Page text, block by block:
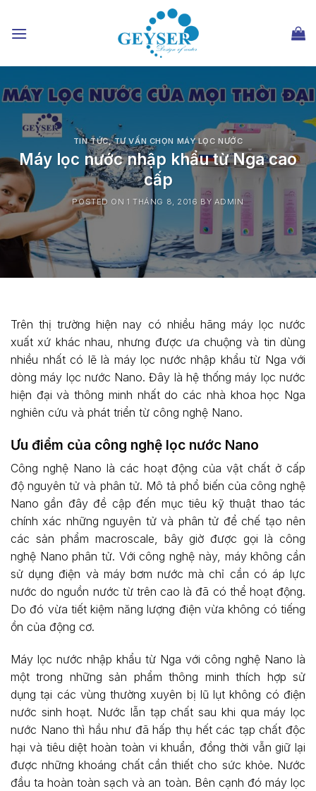
đến
nội
TIN TỨC,TƯ VẤN CHỌN MÁY LỌC NƯỚC
Máy lọc nước nhập khẩu từ Nga cao
cấp
POSTED ON1 THÁNG 8, 2016 BY ADMIN
Trên thị trường hiện nay có nhiều hãng máy lọc nước
xuất xứ khác nhau, nhưng được ưa chuộng và tin dùng
nhiều nhất có lẽ là máy lọc nước nhập khẩu từ Nga với
dòng máy lọc nước Nano. Đây là hệ thống máy lọc nước
hiện đại và thông minh nhất do các nhà khoa học Nga
nghiên cứu và phát triển từ công nghệ Nano.
Ưu điểm của công nghệ lọc nước Nano
Công nghệ Nano là các hoạt động của vật chất ở cấp
độ nguyên tử và phân tử. Mô tả phổ biến của công nghệ
Nano gần đây đề cập đến mục tiêu kỹ thuật thao tác
chính xác những nguyên tử và phân tử để chế tạo nên
các sản phẩm macroscale, bây giờ được gọi là công
nghệ Nano phân tử. Với công nghệ này, máy không cần
sử dụng điện và máy bơm nước mà chỉ cần có áp lực
nước do nguồn nước từ trên cao là đã có thể hoạt động.
Do đó vừa tiết kiệm năng lượng điện vừa không có tiếng
ồn của động cơ.
Máy lọc nước nhập khẩu từ Nga với công nghệ Nano là
một trong những sản phẩm thông minh thích hợp sử
dụng tại các vùng thường xuyên bị lũ lụt không có điện
nước sinh hoạt. Nước lẫn tạp chất sau khi qua máy lọc
nước Nano thì hầu như đã hấp thụ hết các tạp chất độc
hại và tiêu diệt hoàn toàn vi khuẩn, đồng thời vẫn giữ lại
được những khoáng chất cần thiết cho sức khỏe. Nước
đầu ta hoàn toàn sạch và an toàn. Bên cạnh đó máy lọc